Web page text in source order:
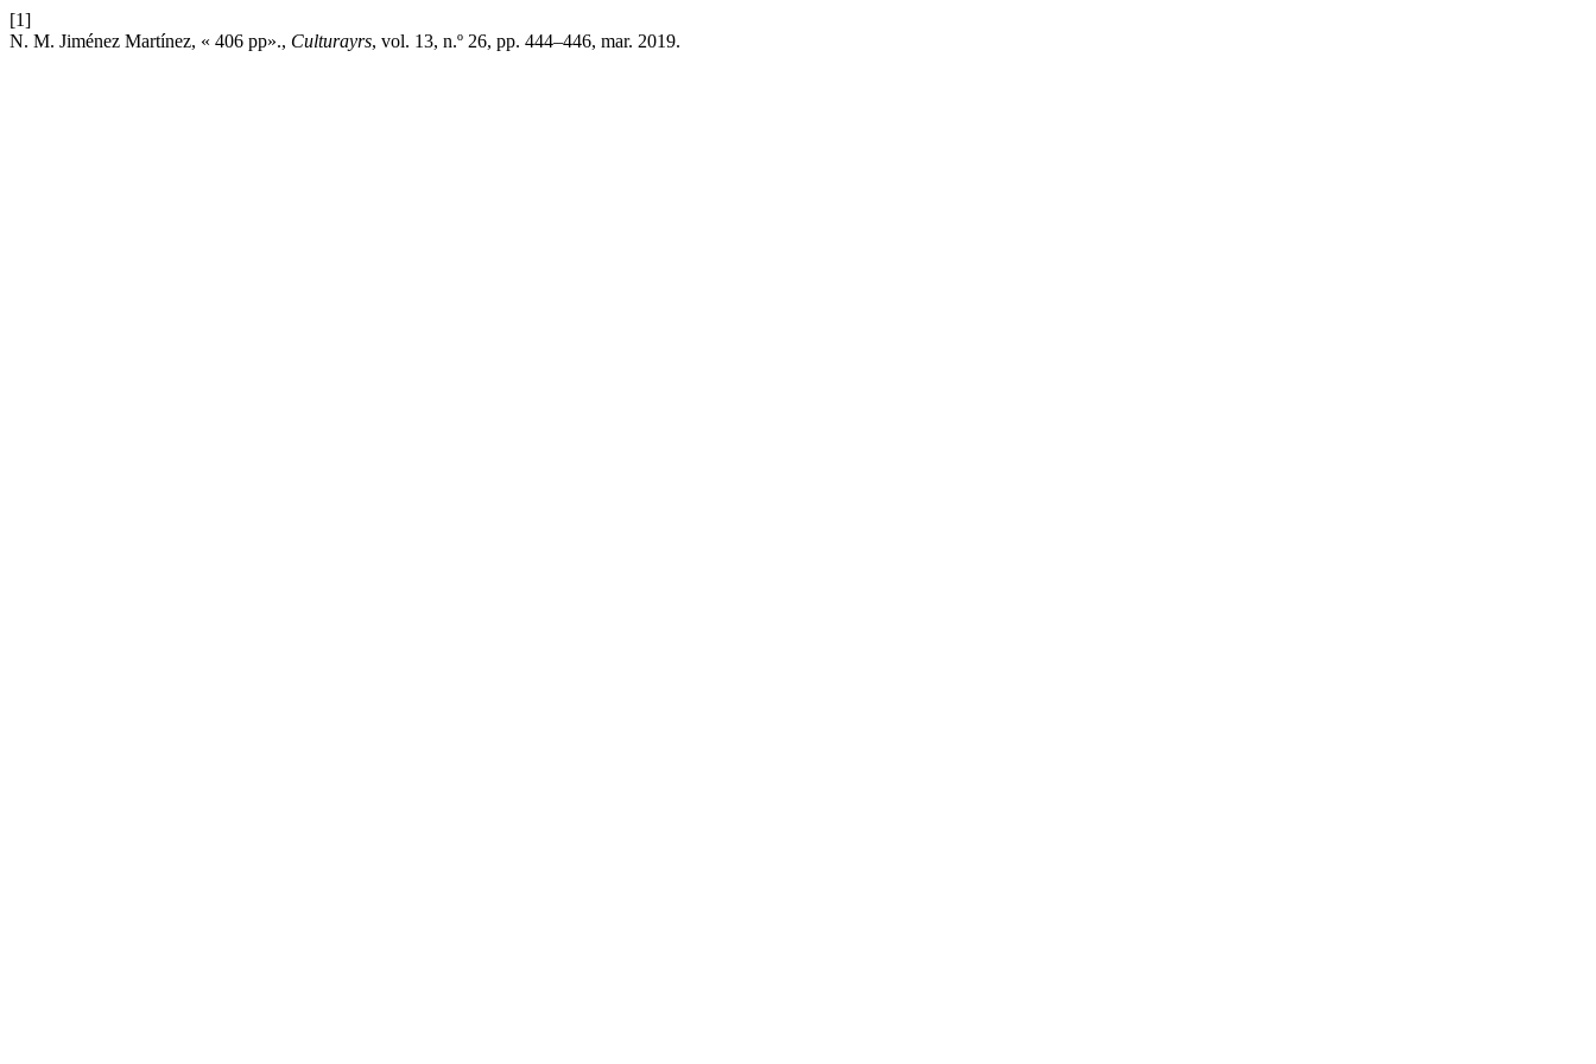
[1]
N. M. Jiménez Martínez, « 406 pp»., Culturayrs, vol. 13, n.º 26, pp. 444–446, mar. 2019.